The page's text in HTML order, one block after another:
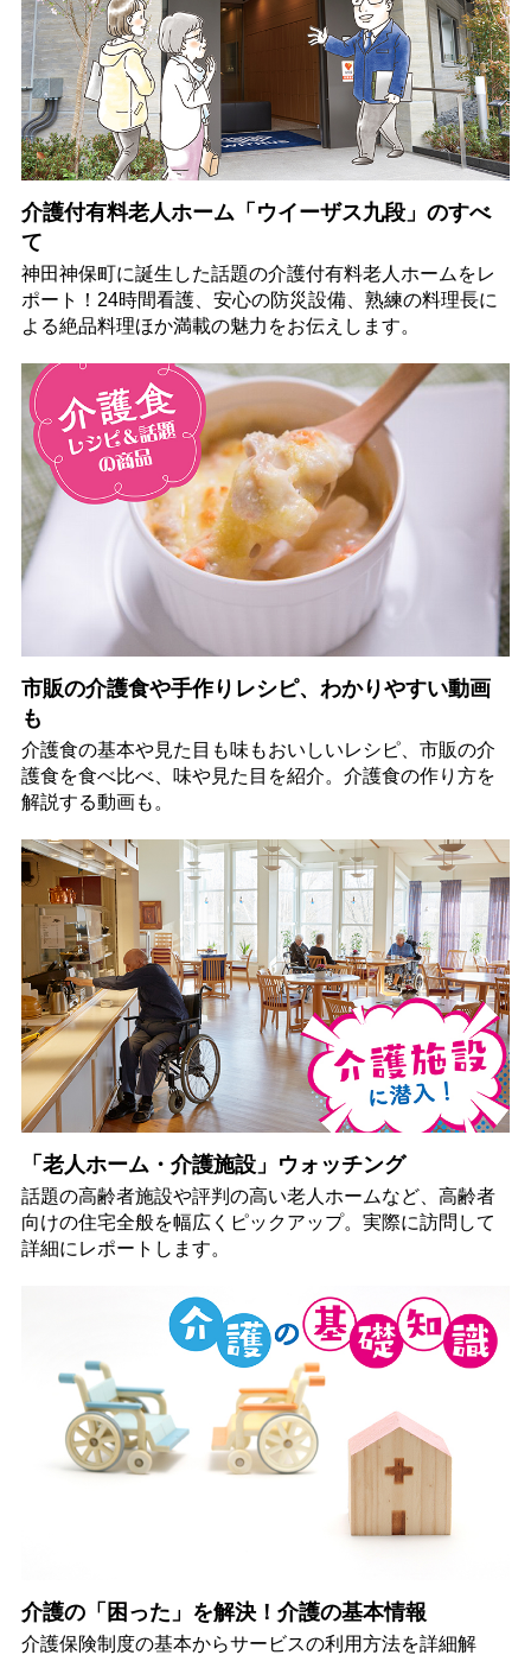
介護付有料老人ホーム「ウイーザス九段」のすべ
て
神田神保町に誕生した話題の介護付有料老人ホームをレ
ポート！24時間看護、安心の防災設備、熟練の料理長に
よる絶品料理ほか満載の魅力をお伝えします。
市販の介護食や手作りレシピ、わかりやすい動画
も
介護食の基本や見た目も味もおいしいレシピ、市販の介
護食を食べ比べ、味や見た目を紹介。介護食の作り方を
解説する動画も。
「老人ホーム・介護施設」ウォッチング
話題の高齢者施設や評判の高い老人ホームなど、高齢者
向けの住宅全般を幅広くピックアップ。実際に訪問して
詳細にレポートします。
介護の「困った」を解決！介護の基本情報
介護保険制度の基本からサービスの利用方法を詳細解